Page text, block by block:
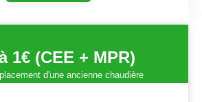
1€ (CEE + MPR)
d'une ancienne chaudière